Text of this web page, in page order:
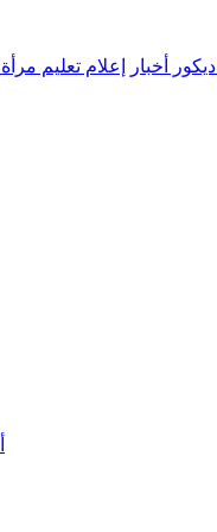
ديكور أخبار إعلام تعليم مرأة